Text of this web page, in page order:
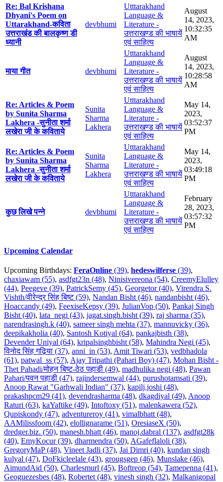
Re: Bal Krishana
Dhyani's Poem on
Uttarakhand-कविता
उत्तराखंड की बालकृष्ण डी
ध्यानी
devbhumi
Utttarakhand
Language &
Literature -
उत्तराखण्ड की भाषायें
एवं साहित्य
August
14, 2023,
10:32:35
AM
माया गीत devbhumi
Utttarakhand
Language &
Literature -
उत्तराखण्ड की भाषायें
एवं साहित्य
August
14, 2023,
10:28:58
AM
Re: Articles & Poem
by Sunita Sharma
Lakhera -सुनीता शर्मा
लखेरा जी के कविताये
Sunita
Sharma
Lakhera
Utttarakhand
Language &
Literature -
उत्तराखण्ड की भाषायें
एवं साहित्य
May 14,
2023,
03:52:37
PM
Re: Articles & Poem
by Sunita Sharma
Lakhera -सुनीता शर्मा
लखेरा जी के कविताये
Sunita
Sharma
Lakhera
Utttarakhand
Language &
Literature -
उत्तराखण्ड की भाषायें
एवं साहित्य
May 14,
2023,
03:49:18
PM
कुछ लिखे पन्ने devbhumi
Utttarakhand
Language &
Literature -
उत्तराखण्ड की भाषायें
एवं साहित्य
February
28, 2023,
03:57:32
PM
Upcoming Calendar
Upcoming Birthdays: FeraOnline (39), hedeswilferse (39),
chaxiawam (55), asdfgt23n (48), Ninisivereona (54), CreemyElulley
(44), Peegeve (39), PatrickSemy (45), Georgetor (40), Virendra S.
Vishth/वीरेन्द्र सिंह बिष्ट (59), Nandan Bisht (46), nandanbisht (46),
Hoaccandy (49), FeexiseKepsy (39), JulianVop (50), Pankaj Singh
Bisht (40), lata_negi (43), jagat.singh.bisht (39), raj sharma (35),
narendrasingh.k (40), sameer singh mehta (37), mannuvicky (36),
deepikakholia (40), Santosh Kotiyal (64), pankajbisth (38),
Devender Uniyal (64), kripalsinghbisht (58), Mahindra Negi (45),
विनोद सिंह गढ़िया (37), anni_in (53), Amit Tiwari (53), vedbhadola
(61), patwal_ss (57), Ajay Tripathi (Pahari Boy) (47), Mohan Bisht -
Thet Pahadi/मोहन बिष्ट-ठेठ पहाडी (49), madhulika negi (48), Pawan
Pahari/पवन पहाडी (47), rajindersemwal (44), purushotamsati (39),
Anoop Rawat "Garhwali Indian" (37), kapilj.joshi (48),
prakashpcm29 (41), devendrasharma (48), dkagdiyal (49), Anoop
Raturi (63), kaYaftike (49), Intoftoxy (51), malenkawera (52),
Qupiskondy (47), adventureroy (41), vimalbhatt (48),
AAMilissfoom (42), elollignarame (51), OresiaseX (50),
dredger.biz. (50), manesh.bhatt (46), manoj.dabral (137), asdfgt28k
(40), EmyKocur (39), dharmendra (50), AGafeflaloli (38),
GregoryMaP (48), Vineet Jadli (37), Jai Dimri (40), kundan singh
kulyal (47), DoFkicleelale (43), grougsgep (46), Munslake (46),
AimundAid (50), Charlesmurl (45), Boftreop (54), Tamepenna (41),
Geoguezesbes (48), Robertet (48), vinesh singh (32), Malkanigopal